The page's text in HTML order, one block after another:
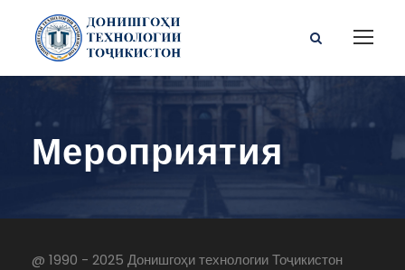
Мероприятия
@ 1990 - 2025 Донишгоҳи технологии Тоҷикистон